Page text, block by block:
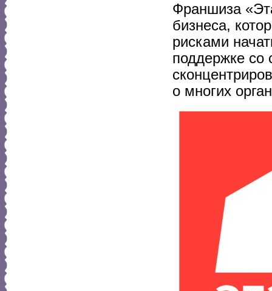
Франшиза
бизнеса,
рисками
поддержке со
о многих